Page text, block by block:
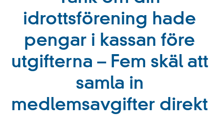
idrottsförening hade
pengar i kassan före
utgifterna – Fem skäl att
samla in
medlemsavgifter direkt